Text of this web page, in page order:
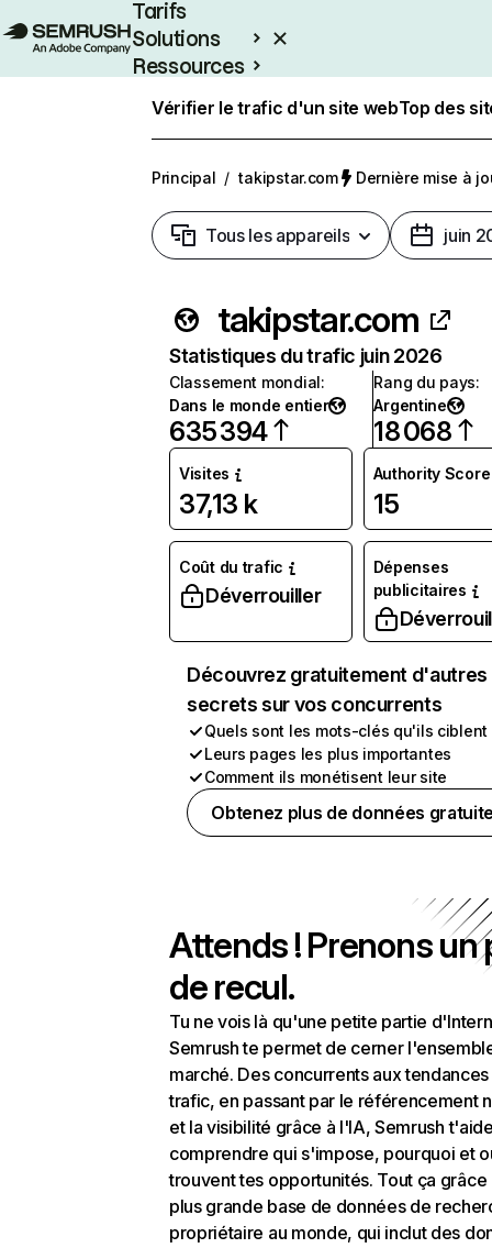
Tarifs
Solutions
Ressources
Vérifier le trafic d'un site webTop des
Principal / takipstar.com Dernière mise à
Tous les appareils juin
takipstar.com
Statistiques du trafic juin 2026
Classement mondial:
Dans le monde entier
635 394
Rang du pays:
Argentine
18 068
Visites
37,13 k
Authority Score
15
Coût du trafic
Déverrouiller
Dépenses
publicitaires
Découvrez gratuitement d'autres
secrets sur vos concurrents
Quels sont les mots-clés qu'ils ciblent
Leurs pages les plus importantes
Comment ils monétisent leur site
Obtenez plus de données
Attends ! Prenons un
de recul.
Tu ne vois là qu'une petite partie
Semrush te permet de cerner
marché. Des concurrents aux
trafic, en passant par le référencement
et la visibilité grâce à l'IA, Semrush
comprendre qui s'impose, pourquoi et
trouvent tes opportunités. Tout ça grâce
plus grande base de données de
propriétaire au monde, qui inclut des